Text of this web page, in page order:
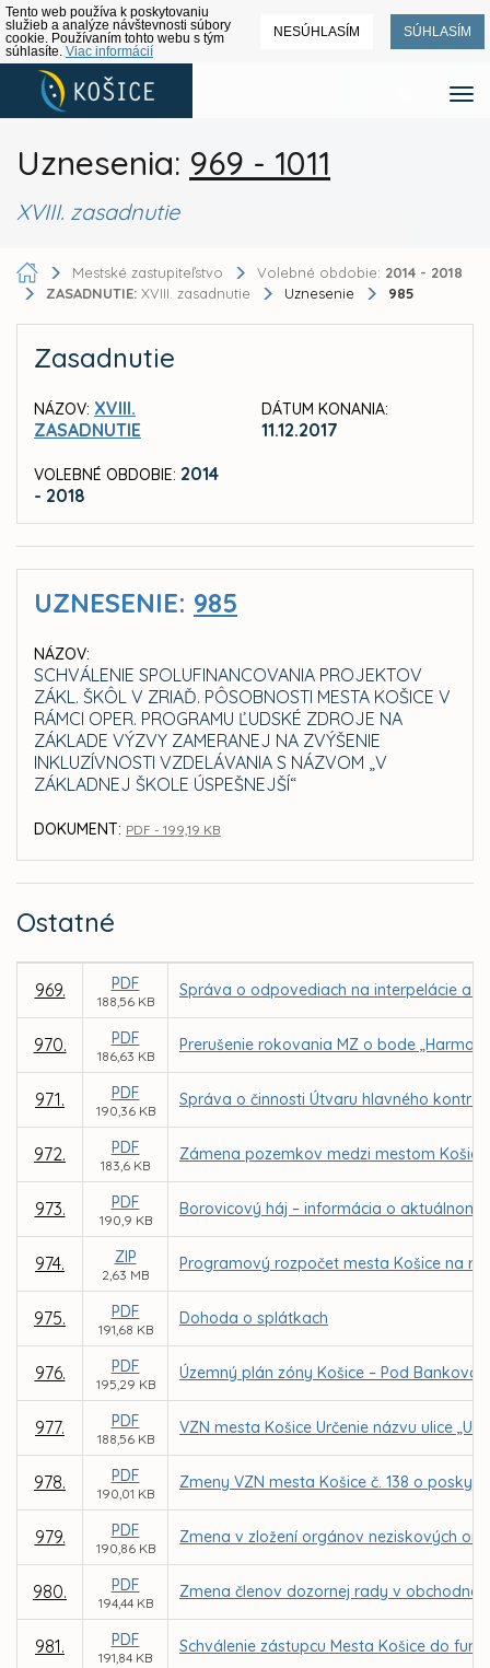
Tento web používa k poskytovaniu
služieb a analýze návštevnosti súbory
cookie. Používaním tohto webu s tým
súhlasíte. Viac informácií
NESÚHLASÍM SÚHLASÍM
Uznesenia: 969 - 1011
XVIII. zasadnutie
Mestské zastupiteľstvo Volebné obdobie: 2014 - 2018
ZASADNUTIE: XVIII. zasadnutie Uznesenie 985
Zasadnutie
NÁZOV: XVIII.
ZASADNUTIE
VOLEBNÉ OBDOBIE: 2014
- 2018
DÁTUM KONANIA:
11.12.2017
UZNESENIE: 985
NÁZOV:
SCHVÁLENIE SPOLUFINANCOVANIA PROJEKTOV
ZÁKL. ŠKÔL V ZRIAĎ. PÔSOBNOSTI MESTA KOŠICE V
RÁMCI OPER. PROGRAMU ĽUDSKÉ ZDROJE NA
ZÁKLADE VÝZVY ZAMERANEJ NA ZVÝŠENIE
INKLUZÍVNOSTI VZDELÁVANIA S NÁZVOM „V
ZÁKLADNEJ ŠKOLE ÚSPEŠNEJŠÍ“
DOKUMENT: PDF - 199,19 KB
Ostatné
969. PDF
188,56 KB
Správa o odpovediach na interpelácie a
970. PDF
186,63 KB
Prerušenie rokovania MZ o bode
971. PDF
190,36 KB
Správa o činnosti Útvaru hlavného
972. PDF
183,6 KB
Zámena pozemkov medzi mestom Košice
973. PDF
190,9 KB
Borovicový háj – informácia o aktuálnom
974. ZIP
2,63 MB
Programový rozpočet mesta Košice na
975. PDF
191,68 KB
Dohoda o splátkach
976. PDF
195,29 KB
Územný plán zóny Košice – Pod
977. PDF
188,56 KB
VZN mesta Košice Určenie názvu ulice
978. PDF
190,01 KB
Zmeny VZN mesta Košice č. 138 o
979. PDF
190,86 KB
Zmena v zložení orgánov neziskových
980. PDF
194,44 KB
Zmena členov dozornej rady v obchodnej
981. PDF
191,84 KB
Schválenie zástupcu Mesta Košice do